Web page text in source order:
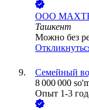
ООО
Ташкент
Можно без
Семейный
8 000 000
Опыт 1-3